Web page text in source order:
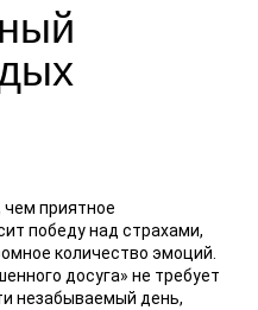
приятное
победу над страхами,
количество эмоций.
досуга» не требует
незабываемый день,